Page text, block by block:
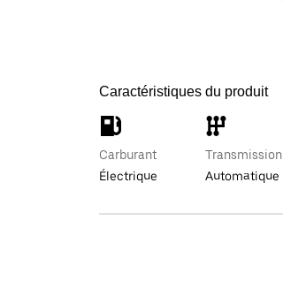
Caractéristiques du produit
Carburant
Électrique
Transmission
Automatique